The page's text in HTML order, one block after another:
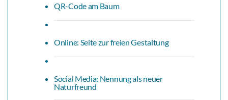
QR-Code am Baum
Online: Seite zur freien Gestaltung
Social Media: Nennung als neuer
Naturfreund